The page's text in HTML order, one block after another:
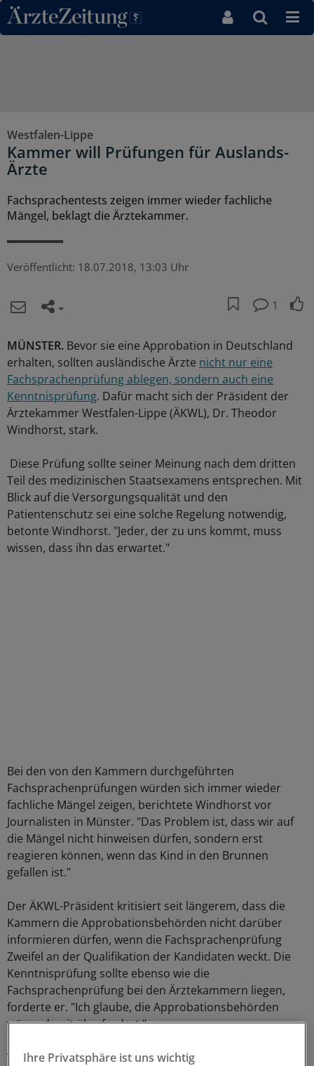
Direkt zum Inhaltsbereich
Westfalen-Lippe
Kammer will Prüfungen für Auslands-
Ärzte
Fachsprachentests zeigen immer wieder fachliche
Mängel, beklagt die Ärztekammer.
Veröffentlicht: 18.07.2018, 13:03 Uhr
1
MÜNSTER. Bevor sie eine Approbation in Deutschland
erhalten, sollten ausländische Ärzte nicht nur eine
Fachsprachenprüfung ablegen, sondern auch eine
Kenntnisprüfung. Dafür macht sich der Präsident der
Ärztekammer Westfalen-Lippe (ÄKWL), Dr. Theodor
Windhorst, stark.
Diese Prüfung sollte seiner Meinung nach dem dritten
Teil des medizinischen Staatsexamens entsprechen. Mit
Blick auf die Versorgungsqualität und den
Patientenschutz sei eine solche Regelung notwendig,
betonte Windhorst. "Jeder, der zu uns kommt, muss
wissen, dass ihn das erwartet."
Bei den von den Kammern durchgeführten
Fachsprachenprüfungen würden sich immer wieder
fachliche Mängel zeigen, berichtete Windhorst vor
Journalisten in Münster. "Das Problem ist, dass wir auf
die Mängel nicht hinweisen dürfen, sondern erst
reagieren können, wenn das Kind in den Brunnen
gefallen ist."
Der ÄKWL-Präsident kritisiert seit längerem, dass die
Kammern die Approbationsbehörden nicht darüber
informieren dürfen, wenn die Fachsprachenprüfung
Zweifel an der Qualifikation der Kandidaten weckt. Die
Kenntnisprüfung sollte ebenso wie die
Fachsprachenprüfung bei den Ärztekammern liegen,
forderte er. "Ich glaube, die Approbationsbehörden
wären damit überfordert."
Von 2014 bis 2017 hat die ÄKWL insgesamt 4078
Ihre Privatsphäre ist uns wichtig